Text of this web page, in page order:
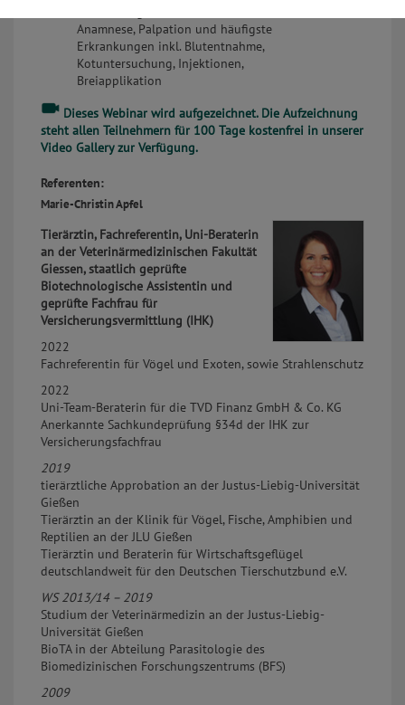
Anamnese, Palpation und häufigste
Erkrankungen inkl. Blutentnahme,
Kotuntersuchung, Injektionen,
Breiapplikation
Dieses Webinar wird aufgezeichnet. Die Aufzeichnung
steht allen Teilnehmern für 100 Tage kostenfrei in unserer
Video Galleryzur Verfügung.
Referenten:
Marie-Christin Apfel
Tierärztin, Fachreferentin, Uni-Beraterin
an der Veterinärmedizinischen Fakultät
Giessen, staatlich geprüfte
Biotechnologische Assistentin und
geprüfte Fachfrau für
Versicherungsvermittlung (IHK)
2022
Fachreferentin für Vögel und Exoten, sowie Strahlenschutz
2022
Uni-Team-Beraterin für die TVD Finanz GmbH & Co. KG
Anerkannte Sachkundeprüfung §34d der IHK zur
Versicherungsfachfrau
2019
tierärztliche Approbation an der Justus-Liebig-Universität
Gießen
Tierärztin an der Klinik für Vögel, Fische, Amphibien und
Reptilien an der JLU Gießen
Tierärztin und Beraterin für Wirtschaftsgeflügel
deutschlandweit für den Deutschen Tierschutzbund e.V.
WS 2013/14 – 2019
Studium der Veterinärmedizin an der Justus-Liebig-
Universität Gießen
BioTA in der Abteilung Parasitologie des
Biomedizinischen Forschungszentrums (BFS)
2009